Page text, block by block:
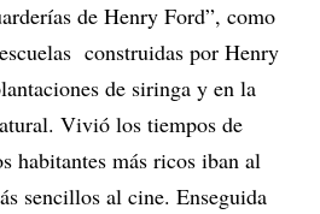
de Henry Ford”, como
construidas por Henry
de siringa y en la
Vivió los tiempos de
habitantes más ricos iban al
sencillos al cine. Enseguida